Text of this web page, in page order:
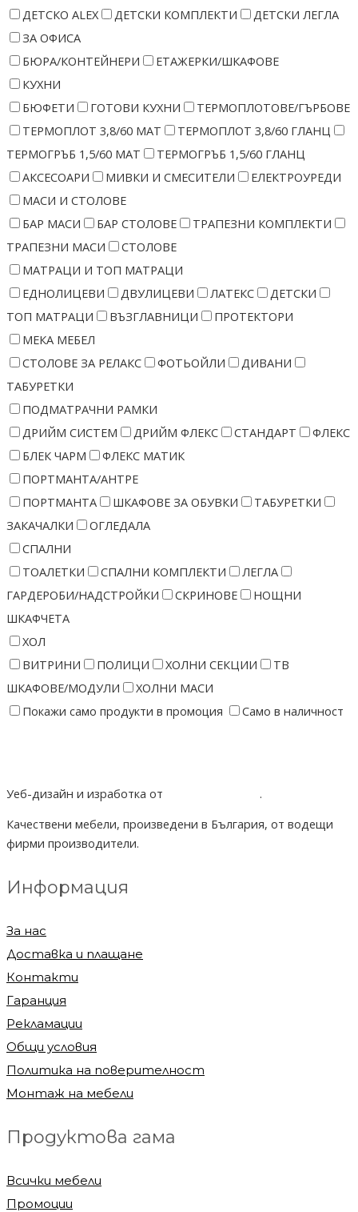
ДЕТСКО ALEX ДЕТСКИ КОМПЛЕКТИ
ДЕТСКИ ЛЕГЛА
ЗА ОФИСА
БЮРА/КОНТЕЙНЕРИ
ЕТАЖЕРКИ/ШКАФОВЕ
КУХНИ
БЮФЕТИ
ГОТОВИ КУХНИ
ТЕРМОПЛОТОВЕ/ГЪРБОВЕ
ТЕРМОПЛОТ 3,8/60 МАТ
ТЕРМОПЛОТ 3,8/60 ГЛАНЦ
ТЕРМОГРЪБ 1,5/60 МАТ
ТЕРМОГРЪБ 1,5/60 ГЛАНЦ
АКСЕСОАРИ
МИВКИ И СМЕСИТЕЛИ
ЕЛЕКТРОУРЕДИ
МАСИ И СТОЛОВЕ
БАР МАСИ
БАР СТОЛОВЕ
ТРАПЕЗНИ КОМПЛЕКТИ
ТРАПЕЗНИ МАСИ
СТОЛОВЕ
МАТРАЦИ И ТОП МАТРАЦИ
ЕДНОЛИЦЕВИ
ДВУЛИЦЕВИ ЛАТЕКС
ДЕТСКИ
ТОП МАТРАЦИ
ВЪЗГЛАВНИЦИ
ПРОТЕКТОРИ
МЕКА МЕБЕЛ
СТОЛОВЕ ЗА РЕЛАКС
ФОТЬОЙЛИ
ДИВАНИ
ТАБУРЕТКИ
ПОДМАТРАЧНИ РАМКИ
ДРИЙМ СИСТЕМ
ДРИЙМ ФЛЕКС СТАНДАРТ
ФЛЕКС
БЛЕК ЧАРМ
ФЛЕКС МАТИК
ПОРТМАНТА/АНТРЕ
ПОРТМАНТА
ШКАФОВЕ ЗА ОБУВКИ
ТАБУРЕТКИ
ЗАКАЧАЛКИ
ОГЛЕДАЛА
СПАЛНИ
ТОАЛЕТКИ
СПАЛНИ КОМПЛЕКТИ
ЛЕГЛА
ГАРДЕРОБИ/НАДСТРОЙКИ
СКРИНОВЕ
НОЩНИ
ШКАФЧЕТА
ХОЛ
ВИТРИНИ
ПОЛИЦИ ХОЛНИ СЕКЦИИ
ТВ
ШКАФОВЕ/МОДУЛИ
ХОЛНИ МАСИ
Покажи само продукти в промоция
Само в наличност
Уеб-дизайн и изработка от
.
Качествени мебели, произведени в България, от водещи
фирми производители.
Информация
За нас
Доставка и плащане
Контакти
Гаранция
Рекламации
Общи условия
Политика на поверителност
Монтаж на мебели
Продуктова гама
Всички мебели
Промоции